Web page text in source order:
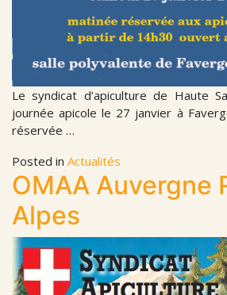
Le syndicat d’apiculture de Haute
journée apicole le 27 janvier à
réservée …
Posted in Actualités
OMAA Auvergne
Alpes